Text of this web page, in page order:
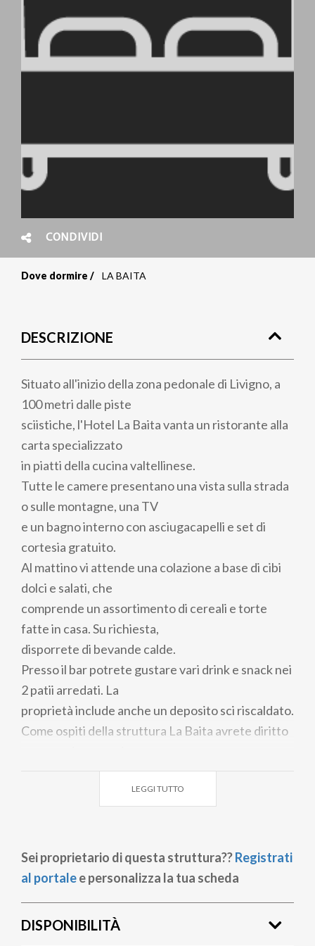
CONDIVIDI
pane
Dove dormire LA BAITA
DESCRIZIONE
Situato all'inizio della zona pedonale di Livigno, a
100 metri dalle piste
sciistiche, l'Hotel La Baita vanta un ristorante alla
carta specializzato
in piatti della cucina valtellinese.
Tutte le camere presentano una vista sulla strada
o sulle montagne, una TV
e un bagno interno con asciugacapelli e set di
cortesia gratuito.
Al mattino vi attende una colazione a base di cibi
dolci e salati, che
comprende un assortimento di cereali e torte
fatte in casa. Su richiesta,
disporrete di bevande calde.
Presso il bar potrete gustare vari drink e snack nei
2 patii arredati. La
proprietà include anche un deposito sci riscaldato.
Come ospiti della struttura La Baita avrete diritto
per l'accesso al parcheggio sito di fronte all'hotel.
sciistiche di Carosello 3000 e i comprensori
sciistici di Mottolino e
Troverete una fermata dell'autobus proprio di
fronte all'hotel, che vi
LEGGI TUTTO
Sei proprietario di questa struttura??Registrati
al portalee personalizza la tua scheda
DISPONIBILITÀ